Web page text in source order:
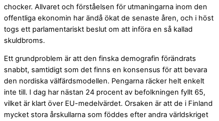
chocker. Allvaret och förståelsen för utmaningarna inom den
offentliga ekonomin har ändå ökat de senaste åren, och i höst
togs ett parlamentariskt beslut om att införa en så kallad
skuldbroms.
Ett grundproblem är att den finska demografin förändrats
snabbt, samtidigt som det finns en konsensus för att bevara
den nordiska välfärdsmodellen. Pengarna räcker helt enkelt
inte till. I dag har nästan 24 procent av befolkningen fyllt 65,
vilket är klart över EU-medelvärdet. Orsaken är att de i Finland
mycket stora årskullarna som föddes efter andra världskriget